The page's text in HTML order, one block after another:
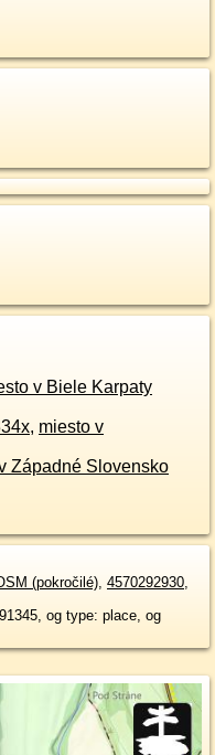
v Biele Karpaty
, miesto v
Západné Slovensko
(pokročilé), 4570292930,
og type: place, og